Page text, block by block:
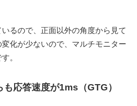
るので、正面以外の角度から見て
化が少ないので、マルチモニター
。
応答速度が1ms（GTG）